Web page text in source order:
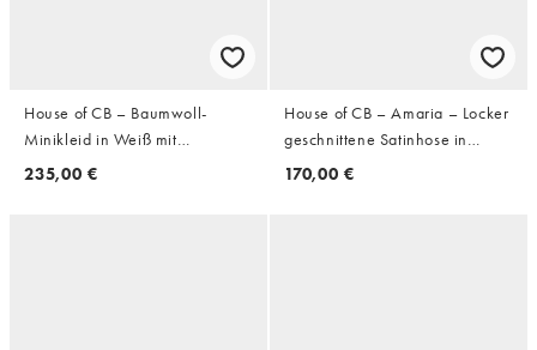
House of CB – Baumwoll-
Minikleid in Weiß mit
Glockenärmeln
235,00 €
House of CB – Amaria – Locker
geschnittene Satinhose in
Elfenbeinweiß
170,00 €